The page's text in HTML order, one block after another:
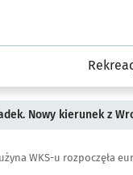
Nowy kierunek z
WKS-u rozpoczęła